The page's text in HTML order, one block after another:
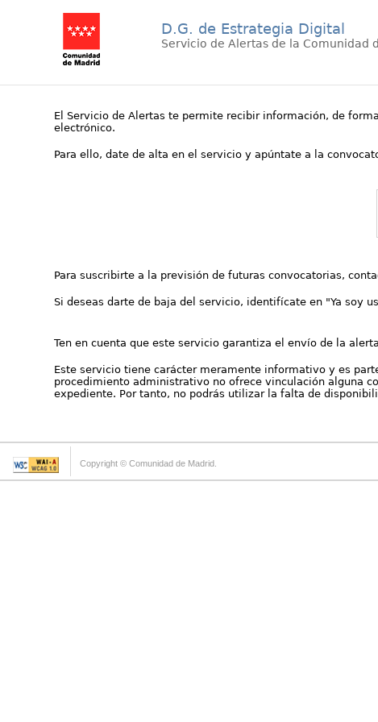
D.G. de Estrategia Digital
Servicio de Alertas de la Comunidad
El Servicio de Alertas te permite recibir información, de
electrónico.
Para ello, date de alta en el servicio y apúntate a la
Para suscribirte a la previsión de futuras convocatorias,
Si deseas darte de baja del servicio, identifícate en "Ya soy
Ten en cuenta que este servicio garantiza el envío de la
Este servicio tiene carácter meramente informativo y es
procedimiento administrativo no ofrece vinculación alguna
expediente. Por tanto, no podrás utilizar la falta de
Copyright © Comunidad de Madrid.